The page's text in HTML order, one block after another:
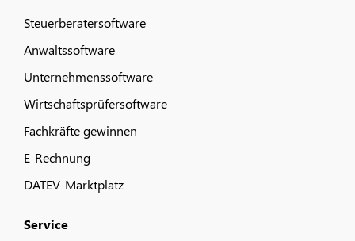
Steuerberatersoftware
Anwaltssoftware
Unternehmenssoftware
Wirtschaftsprüfersoftware
Fachkräfte gewinnen
E-Rechnung
DATEV-Marktplatz
Service